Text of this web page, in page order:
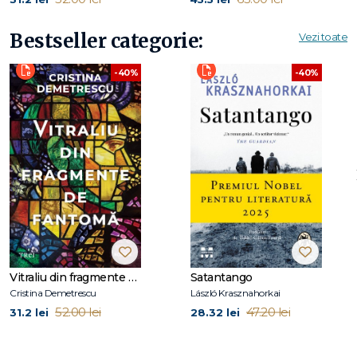
Bestseller categorie: Vezi toate
-40%
Vitraliu din fragmente de fantomă
Cristina Demetrescu
31.2 lei 52.00 lei
-40%
Satantango
László Krasznahorkai
28.32 lei 47.20 lei